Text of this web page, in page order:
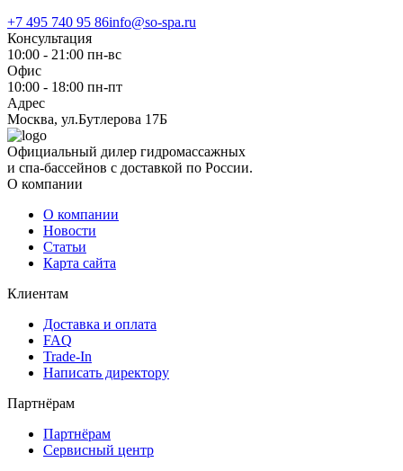
+7 495 740 95 86info@so-spa.ru
Консультация
10:00 - 21:00 пн-вс
Офис
10:00 - 18:00 пн-пт
Адрес
Москва, ул.Бутлерова 17Б
Официальный дилер гидромассажных
и спа-бассейнов с доставкой по России.
О компании
О компании
Новости
Статьи
Карта сайта
Клиентам
Доставка и оплата
FAQ
Trade-In
Написать директору
Партнёрам
Партнёрам
Сервисный центр